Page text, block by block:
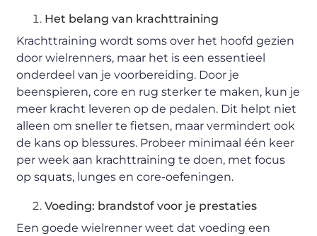
Het belang van krachttraining
Krachttraining wordt soms over het hoofd gezien
door wielrenners, maar het is een essentieel
onderdeel van je voorbereiding. Door je
beenspieren, core en rug sterker te maken, kun je
meer kracht leveren op de pedalen. Dit helpt niet
alleen om sneller te fietsen, maar vermindert ook
de kans op blessures. Probeer minimaal één keer
per week aan krachttraining te doen, met focus
op squats, lunges en core-oefeningen.
Voeding: brandstof voor je prestaties
Een goede wielrenner weet dat voeding een